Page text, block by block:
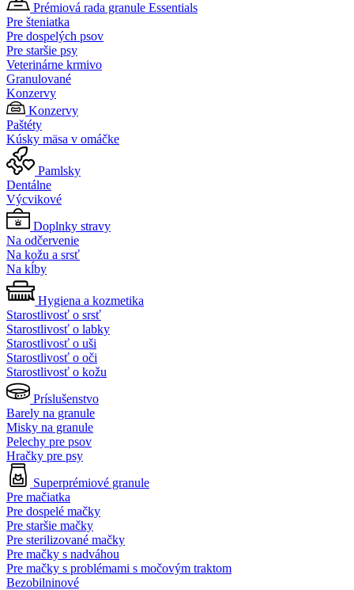
Prémiová rada granule Essentials
Pre šteniatka
Pre dospelých psov
Pre staršie psy
Veterinárne krmivo
Granulované
Konzervy
Konzervy
Paštéty
Kúsky mäsa v omáčke
Pamlsky
Dentálne
Výcvikové
Doplnky stravy
Na odčervenie
Na kožu a srsť
Na kĺby
Hygiena a kozmetika
Starostlivosť o srsť
Starostlivosť o labky
Starostlivosť o uši
Starostlivosť o oči
Starostlivosť o kožu
Príslušenstvo
Barely na granule
Misky na granule
Pelechy pre psov
Hračky pre psy
Superprémiové granule
Pre mačiatka
Pre dospelé mačky
Pre staršie mačky
Pre sterilizované mačky
Pre mačky s nadváhou
Pre mačky s problémami s močovým traktom
Bezobilninové